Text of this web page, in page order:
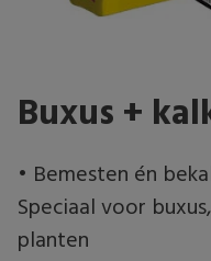
Buxus +
• Bemesten én
Speciaal voor
planten